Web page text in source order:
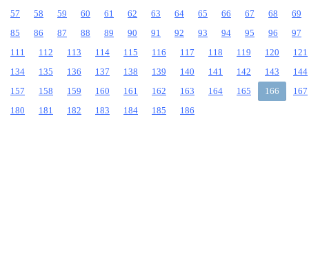
57
58 59 60 61 62 63 64 65 66 67 68
69
85
86 87 88 89 90 91 92 93 94 95 96
97
111
112 113 114 115 116 117 118 119 120
121
134
135 136 137 138 139 140 141 142 143
144
157
158 159 160 161 162 163 164 165 166
167
180
181 182 183 184 185 186